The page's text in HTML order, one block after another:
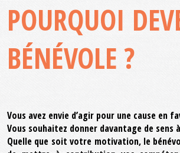
POURQUOI
BÉNÉVOLE ?
Vous avez envie d’agir pour une cause en
Vous souhaitez donner davantage de sens
Quelle que soit votre motivation, le